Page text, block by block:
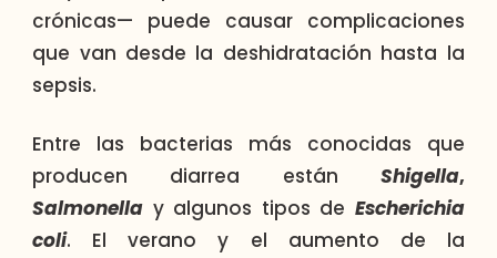
crónicas— puede causar complicaciones
que van desde la deshidratación hasta la
sepsis.
Entre las bacterias más conocidas que
producen diarrea están Shigella,
Salmonella y algunos tipos de Escherichia
coli. El verano y el aumento de la